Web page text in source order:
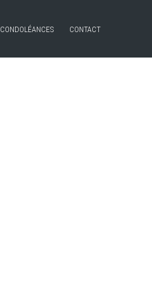
CONDOLÉANCES CONTACT